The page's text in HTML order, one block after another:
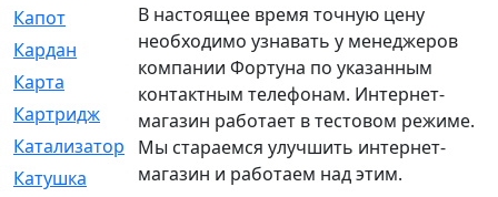
Капот
[144]
Кардан
[131]
Карта
[2]
Картридж
[250]
Катализатор
[1]
Катушка
[2]
В настоящее время точную цену
необходимо узнавать у менеджеров
компании Фортуна по указанным
контактным телефонам. Интернет-
магазин работает в тестовом режиме.
Мы стараемся улучшить интернет-
магазин и работаем над этим.